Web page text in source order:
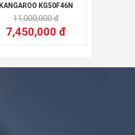
KANGAROO KG50F46N
11,000,000 đ
7,450,000 đ